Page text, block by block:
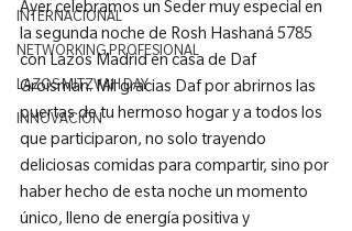
INTERNACIONAL
NETWORKING PROFESIONAL
LAZOS MITZVAH DAY
INNOVACIÓN
Ayer celebramos un Seder muy especial en
la segunda noche de Rosh Hashaná 5785
con Lazos Madrid en casa de Daf
Groisman. Mil gracias Daf por abrirnos las
puertas de tu hermoso hogar y a todos los
que participaron, no solo trayendo
deliciosas comidas para compartir, sino por
haber hecho de esta noche un momento
único, lleno de energía positiva y